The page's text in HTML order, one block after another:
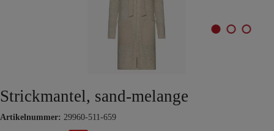
Strickmantel, sand-melange
Artikelnummer: 29960-511-659